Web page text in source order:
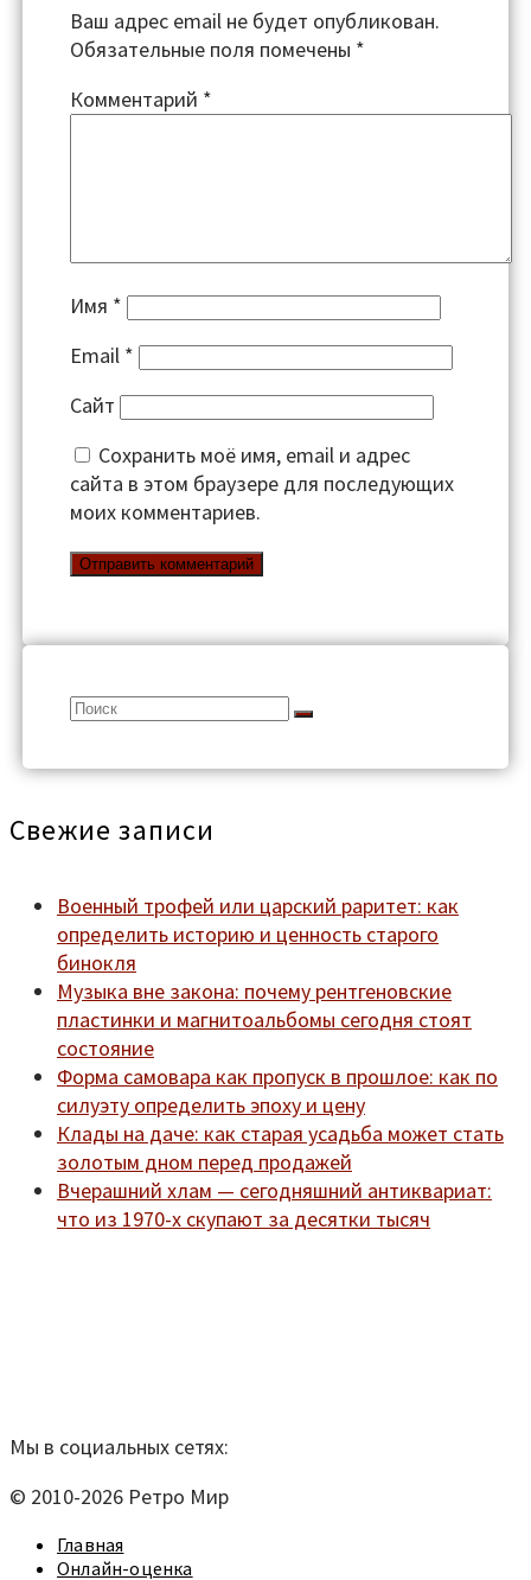
Ваш адрес email не будет опубликован.
Обязательные поля помечены *
Комментарий *
Имя *
Email *
Сайт
Сохранить моё имя, email и адрес
сайта в этом браузере для последующих
моих комментариев.
Search
Свежие записи
Военный трофей или царский раритет: как
определить историю и ценность старого
бинокля
Музыка вне закона: почему рентгеновские
пластинки и магнитоальбомы сегодня стоят
состояние
Форма самовара как пропуск в прошлое: как по
силуэту определить эпоху и цену
Клады на даче: как старая усадьба может стать
золотым дном перед продажей
Вчерашний хлам — сегодняшний антиквариат:
что из 1970-х скупают за десятки тысяч
Мы в социальных сетях:
© 2010-2026 Ретро Мир
Главная
Онлайн-оценка